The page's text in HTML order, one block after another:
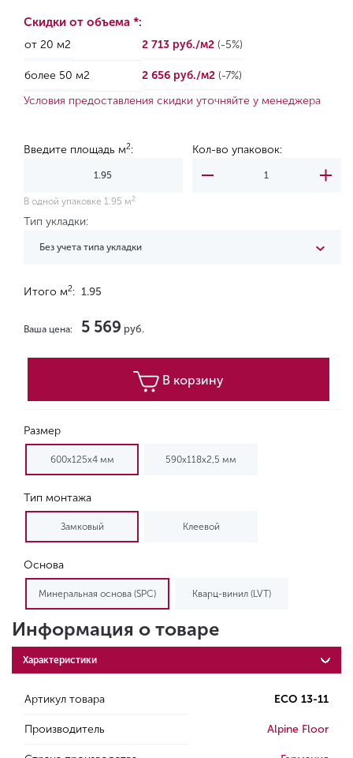
Скидки от объема *:
от 20 м2 2 713 руб./м2 (-5%)
более 50 м2 2 656 руб./м2 (-7%)
Условия предоставления скидки уточняйте у менеджера
Введите площадь м2: Кол-во упаковок:
В одной упаковке 1.95 м 2
Тип укладки:
Без учета типа укладки
Итого м2: 1.95
Ваша цена: 5 569 руб.
В корзину
Размер
600х125х4 мм 590х118х2,5 мм
Тип монтажа
Замковый Клеевой
Основа
Минеральная основа (SPC) Кварц-винил (LVT)
Информация о товаре
Характеристики
Артикул товара ECO 13-11
Производитель Alpine Floor